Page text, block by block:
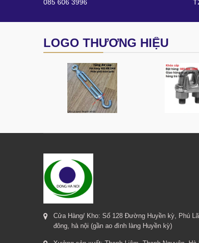
085 606 3996
LOGO THƯƠNG HIỆU
Cửa Hàng/ Kho: Số 128 Đường Huyền kỳ, Phú
đông, hà nội (gần ao đình làng Huyền kỳ)